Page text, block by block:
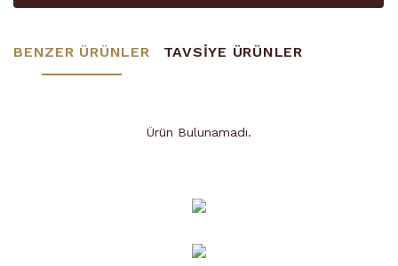
BENZER ÜRÜNLER TAVSİYE ÜRÜNLER
Ürün Bulunamadı.
Ürün Bulunamadı.